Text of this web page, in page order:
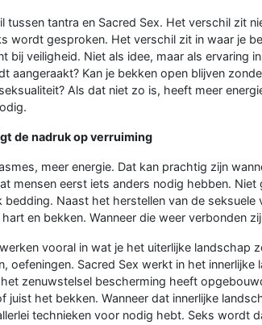
tussen tantra en Sacred Sex. Het verschil zit
wordt gesproken. Het verschil zit in waar je
bij veiligheid. Niet als idee, maar als ervaring
aangeraakt? Kan je bekken open blijven
Als dat niet zo is, heeft meer
de nadruk op verruiming
meer energie. Dat kan prachtig zijn
mensen eerst iets anders nodig hebben. Niet
bedding. Naast het herstellen van de seksuele
en bekken. Wanneer die weer verbonden
vooral in wat je het uiterlijke landschap
oefeningen. Sacred Sex werkt in het innerlijke
zenuwstelsel bescherming heeft
juist het bekken. Wanneer dat innerlijke
technieken voor nodig hebt. Seks wordt